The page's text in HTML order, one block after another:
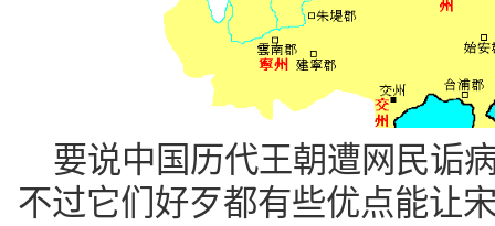
要说中国历代王朝遭网民诟
不过它们好歹都有些优点能让